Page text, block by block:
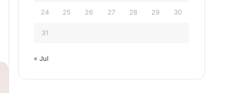
24 25 26 27 28 29 30
31
« Jul